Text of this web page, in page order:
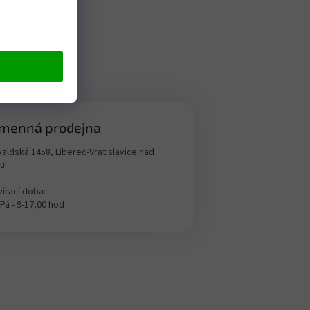
prodejna
1458, Liberec-Vratislavice nad
doba:
- 9-17,00 hod